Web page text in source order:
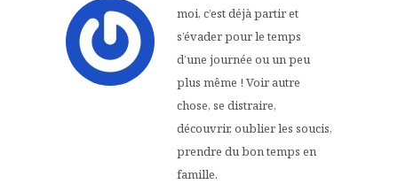
moi, c’est déjà partir et
s’évader pour le temps
d’une journée ou un peu
plus même ! Voir autre
chose, se distraire,
découvrir, oublier les soucis,
prendre du bon temps en
famille.